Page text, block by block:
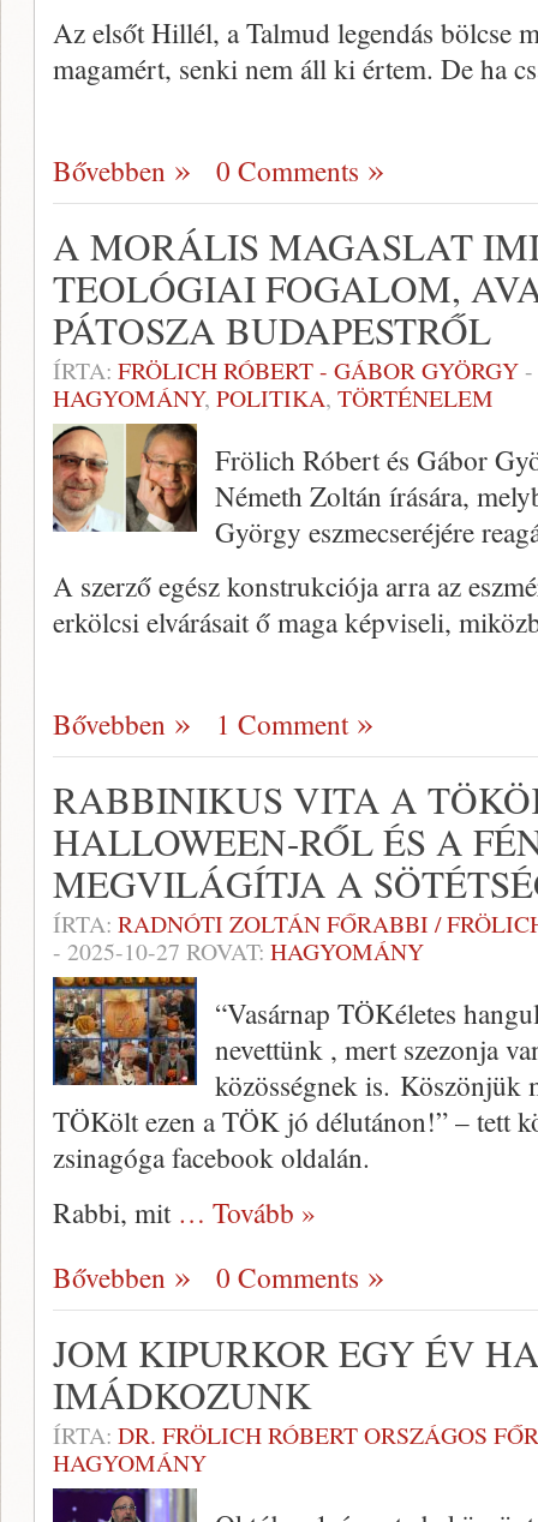
Az elsőt Hillél, a Talmud legendás bölcse
magamért, senki nem áll ki értem. De ha
Bővebben 0 Comments
A MORÁLIS MAGASLAT
TEOLÓGIAI FOGALOM,
PÁTOSZA BUDAPESTRŐL
ÍRTA: FRÖLICH RÓBERT - GÁBOR GYÖRGY-
HAGYOMÁNY, POLITIKA, TÖRTÉNELEM
Frölich Róbert és Gábor
Németh Zoltán írására,
György eszmecseréjére
A szerző egész konstrukciója arra az
erkölcsi elvárásait ő maga képviseli,
Bővebben 1 Comment
RABBINIKUS VITA A
HALLOWEEN-RŐL ÉS A
MEGVILÁGÍTJA A
ÍRTA: RADNÓTI ZOLTÁN FŐRABBI /
- 2025-10-27 ROVAT: HAGYOMÁNY
“Vasárnap TÖKéletes
nevettünk , mert szezonja
közösségnek is.
TÖKölt ezen a TÖK jó délutánon!” – tett
zsinagóga facebook oldalán.
Rabbi, mit … Tovább »
Bővebben
0 Comments
JOM KIPURKOR EGY ÉV
IMÁDKOZUNK
ÍRTA: DR. FRÖLICH RÓBERT ORSZÁGOS
HAGYOMÁNY